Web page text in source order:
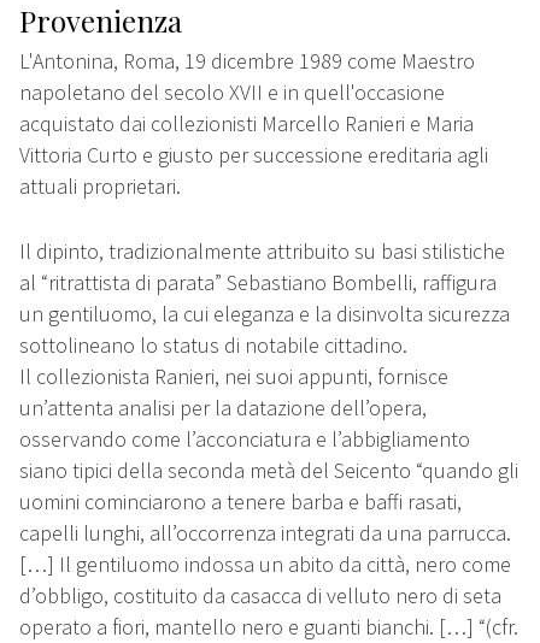
Provenienza
L'Antonina, Roma, 19 dicembre 1989 come Maestro
napoletano del secolo XVII e in quell'occasione
acquistato dai collezionisti Marcello Ranieri e Maria
Vittoria Curto e giusto per successione ereditaria agli
attuali proprietari.
Il dipinto, tradizionalmente attribuito su basi stilistiche
al “ritrattista di parata” Sebastiano Bombelli, raffigura
un gentiluomo, la cui eleganza e la disinvolta sicurezza
sottolineano lo status di notabile cittadino.
Il collezionista Ranieri, nei suoi appunti, fornisce
un’attenta analisi per la datazione dell’opera,
osservando come l’acconciatura e l’abbigliamento
siano tipici della seconda metà del Seicento “quando gli
uomini cominciarono a tenere barba e baffi rasati,
capelli lunghi, all’occorrenza integrati da una parrucca.
[…] Il gentiluomo indossa un abito da città, nero come
d’obbligo, costituito da casacca di velluto nero di seta
operato a fiori, mantello nero e guanti bianchi. […] “(cfr.